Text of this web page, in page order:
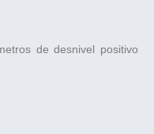
de desnivel positivo